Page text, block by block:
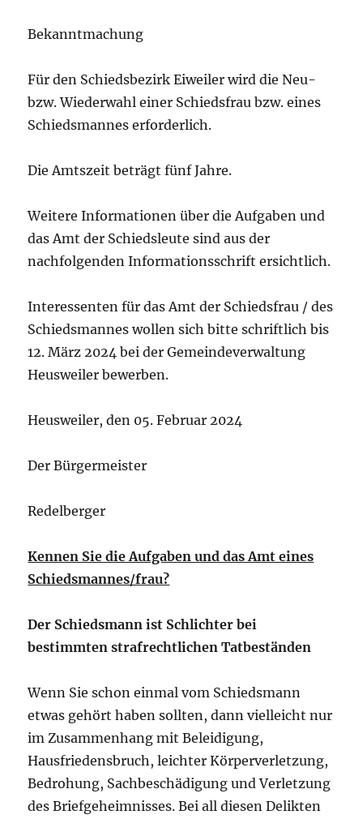
Bekanntmachung
Für den Schiedsbezirk Eiweiler wird die Neu-
bzw. Wiederwahl einer Schiedsfrau bzw. eines
Schiedsmannes erforderlich.
Die Amtszeit beträgt fünf Jahre.
Weitere Informationen über die Aufgaben und
das Amt der Schiedsleute sind aus der
nachfolgenden Informationsschrift ersichtlich.
Interessenten für das Amt der Schiedsfrau / des
Schiedsmannes wollen sich bitte schriftlich bis
12. März 2024 bei der Gemeindeverwaltung
Heusweiler bewerben.
Heusweiler, den 05. Februar 2024
Der Bürgermeister
Redelberger
Kennen Sie die Aufgaben und das Amt eines
Schiedsmannes/frau?
Der Schiedsmann ist Schlichter bei
bestimmten strafrechtlichen Tatbeständen
Wenn Sie schon einmal vom Schiedsmann
etwas gehört haben sollten, dann vielleicht nur
im Zusammenhang mit Beleidigung,
Hausfriedensbruch, leichter Körperverletzung,
Bedrohung, Sachbeschädigung und Verletzung
des Briefgeheimnisses. Bei all diesen Delikten